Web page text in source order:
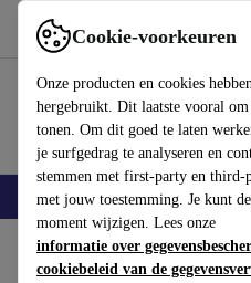
Cookie-voorkeuren
Onze producten en cookies
hergebruikt. Dit laatste vooral
tonen. Om dit goed te laten
je surfgedrag te analyseren en
stemmen met first-party en third-
met jouw toestemming. Je kunt de
moment wijzigen. Lees onze
informatie over
cookiebeleid van de
Gebruik refurbed snel en eenvoudig
Smartphones Laptops Tablets
Home Producten Tuin Zwembaden